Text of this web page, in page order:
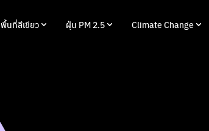
พื้นที่สีเขียว ฝุ่น PM 2.5 Climate Change